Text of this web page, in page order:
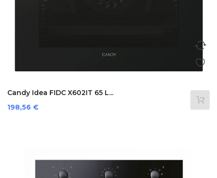
Candy Idea FIDC X602IT 65 L...
Prezzo
198,56 €